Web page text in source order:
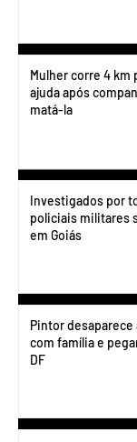
Mulher corre 4 km
ajuda após
matá-la
Investigados por
policiais militares
em Goiás
Pintor desaparece
com família e
DF